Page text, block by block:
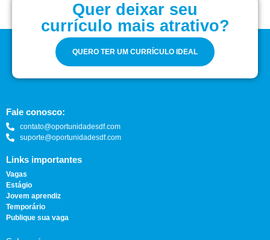
Quer deixar seu
currículo mais atrativo?
QUERO TER UM CURRÍCULO IDEAL
Fale conosco:
contato@oportunidadesdf.com
suporte@oportunidadesdf.com
Links importantes
Vagas
Estágio
Jovem aprendiz
Temporário
Publique sua vaga